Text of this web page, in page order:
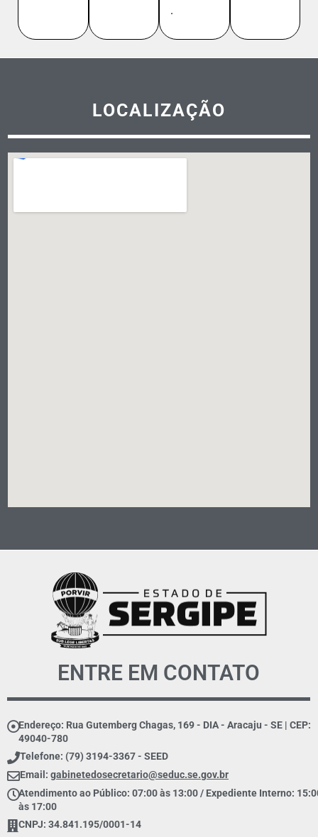
.
LOCALIZAÇÃO
ENTRE EM CONTATO
Endereço: Rua Gutemberg Chagas, 169 - DIA - Aracaju - SE | CEP:
49040-780
Telefone: (79) 3194-3367 - SEED
Email: gabinetedosecretario@seduc.se.gov.br
Atendimento ao Público: 07:00 às 13:00 / Expediente Interno:
às 17:00
CNPJ: 34.841.195/0001-14